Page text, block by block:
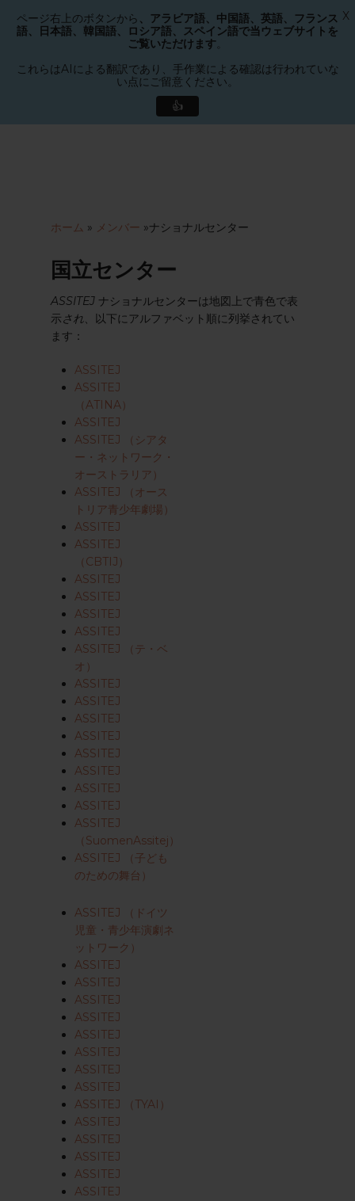
検索
メニュー
ホーム » メンバー »ナショナルセンター
国立センター
ASSITEJ ナショナルセンターは地図上で青色で表
示され、以下にアルファベット順に列挙されてい
ます：
ASSITEJ
ASSITEJ
（ATINA）
ASSITEJ
ASSITEJ （シアタ
ー・ネットワーク・
オーストラリア）
ASSITEJ （オース
トリア青少年劇場）
ASSITEJ
ASSITEJ
（CBTIJ）
ASSITEJ
ASSITEJ
ASSITEJ
ASSITEJ
ASSITEJ （テ・ベ
オ）
ASSITEJ
ASSITEJ
ASSITEJ
ASSITEJ
ASSITEJ
ASSITEJ
ASSITEJ
ASSITEJ
ASSITEJ
（SuomenAssitej）
ASSITEJ （子ども
のための舞台）
ASSITEJ （ドイツ
児童・青少年演劇ネ
ットワーク）
ASSITEJ
ASSITEJ
ASSITEJ
ASSITEJ
ASSITEJ
ASSITEJ
ASSITEJ
ASSITEJ
ASSITEJ （TYAI）
ASSITEJ
ASSITEJ
ASSITEJ
ASSITEJ
ASSITEJ
ニ
ページ右上のボタンから 、アラビア語、中国語、英語、フランス
語、日本語、韓国語、ロシア語、スペイン語で当ウェブサイトを
ご覧いただけます
これらはAIによる翻訳であり、手作業による確認は行われていな
い点にご留意ください。
👍
X